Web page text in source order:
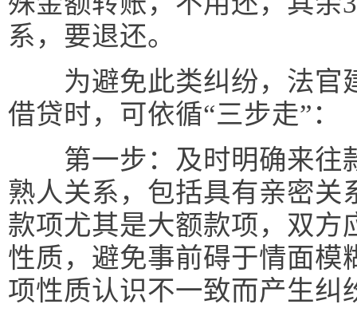
系，要退还。
为避免此类纠纷，法官
借贷时，可依循“三步走”：
第一步：及时明确来往
熟人关系，包括具有亲密关
款项尤其是大额款项，双方
性质，避免事前碍于情面模
项性质认识不一致而产生纠